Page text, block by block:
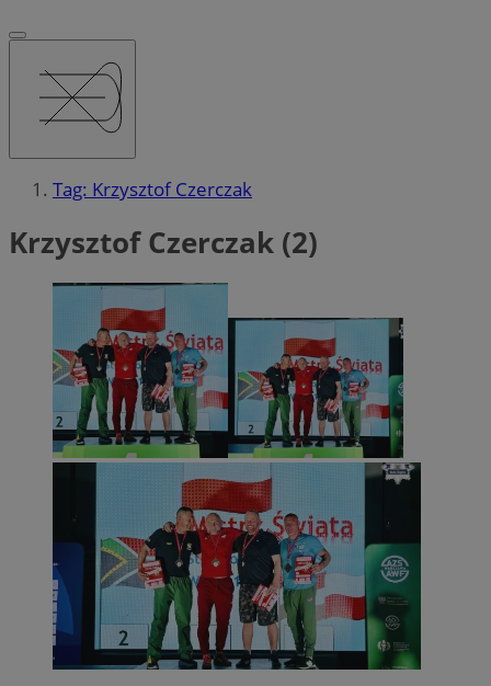
Tag: Krzysztof Czerczak
Krzysztof Czerczak (2)